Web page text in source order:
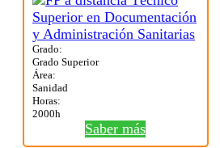
Grado:
Grado Superior
Área:
Sanidad
Horas:
2000h
Saber más